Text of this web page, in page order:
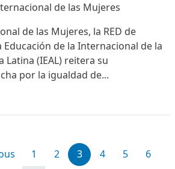
de las Mujeres
de las Mujeres, la RED de
Educación de la Internacional de la
Latina (IEAL) reitera su
por la igualdad de...
Page
1 Page
2 Page
3 Page
4 Page
5 Page
6